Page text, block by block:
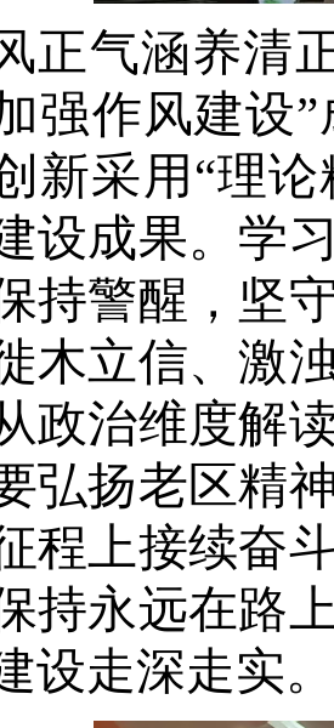
正气涵养清
强作风建设
新采用“理
设成果。学
持警醒，坚
木立信、激
政治维度解
弘扬老区精
程上接续奋
持永远在路
设走深走实。